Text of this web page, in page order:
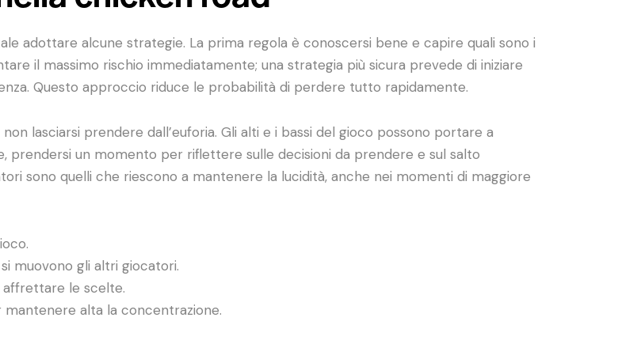
adottare alcune strategie. La prima regola è conoscersi bene e capire quali sono i
il massimo rischio immediatamente; una strategia più sicura prevede di iniziare
Questo approccio riduce le probabilità di perdere tutto rapidamente.
lasciarsi prendere dall’euforia. Gli alti e i bassi del gioco possono portare a
prendersi un momento per riflettere sulle decisioni da prendere e sul salto
sono quelli che riescono a mantenere la lucidità, anche nei momenti di maggiore
muovono gli altri giocatori.
affrettare le scelte.
alta la concentrazione.